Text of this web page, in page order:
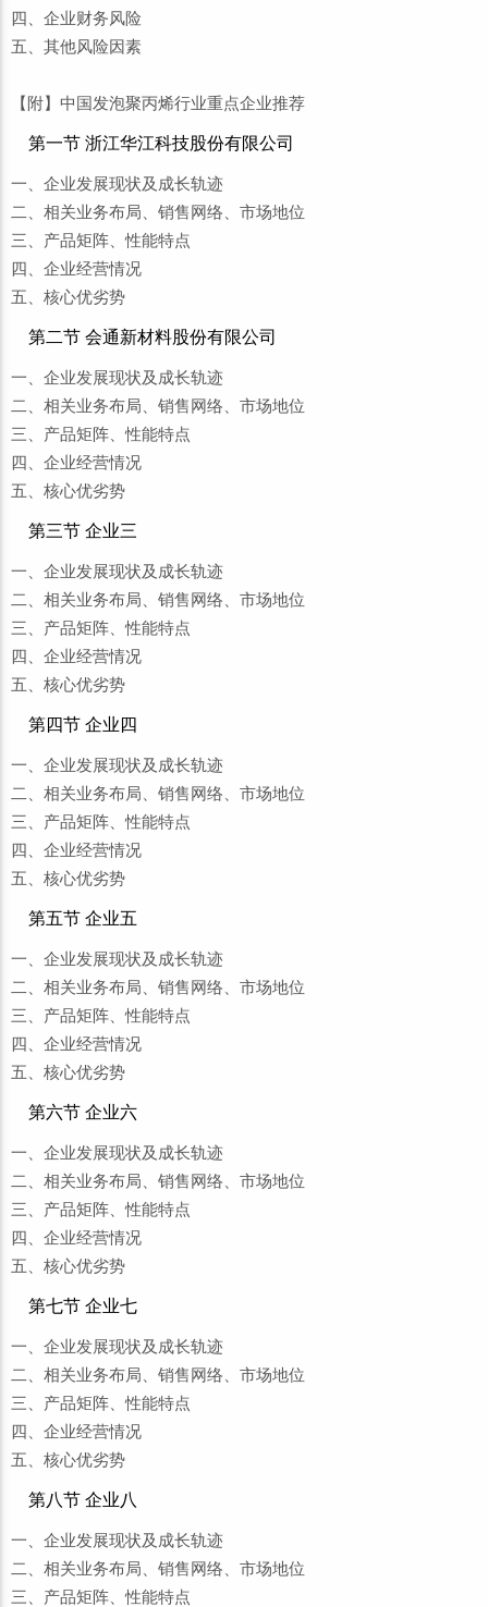
四、企业财务风险
五、其他风险因素
【附】中国发泡聚丙烯行业重点企业推荐
第一节 浙江华江科技股份有限公司
一、企业发展现状及成长轨迹
二、相关业务布局、销售网络、市场地位
三、产品矩阵、性能特点
四、企业经营情况
五、核心优劣势
第二节 会通新材料股份有限公司
一、企业发展现状及成长轨迹
二、相关业务布局、销售网络、市场地位
三、产品矩阵、性能特点
四、企业经营情况
五、核心优劣势
第三节 企业三
一、企业发展现状及成长轨迹
二、相关业务布局、销售网络、市场地位
三、产品矩阵、性能特点
四、企业经营情况
五、核心优劣势
第四节 企业四
一、企业发展现状及成长轨迹
二、相关业务布局、销售网络、市场地位
三、产品矩阵、性能特点
四、企业经营情况
五、核心优劣势
第五节 企业五
一、企业发展现状及成长轨迹
二、相关业务布局、销售网络、市场地位
三、产品矩阵、性能特点
四、企业经营情况
五、核心优劣势
第六节 企业六
一、企业发展现状及成长轨迹
二、相关业务布局、销售网络、市场地位
三、产品矩阵、性能特点
四、企业经营情况
五、核心优劣势
第七节 企业七
一、企业发展现状及成长轨迹
二、相关业务布局、销售网络、市场地位
三、产品矩阵、性能特点
四、企业经营情况
五、核心优劣势
第八节 企业八
一、企业发展现状及成长轨迹
二、相关业务布局、销售网络、市场地位
三、产品矩阵、性能特点